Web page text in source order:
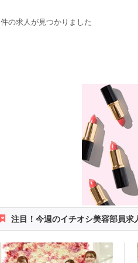
件の求人が見つかりました
注目！今週のイチオシ美容部員求